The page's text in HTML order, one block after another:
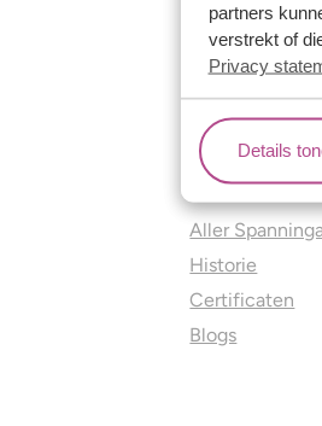
partners
verstrekt of
Privacy
Details
Over
Aller
Historie
Certificaten
Blogs